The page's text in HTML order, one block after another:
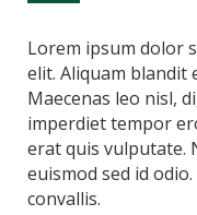
Lorem ipsum dolor
elit. Aliquam blandit
Maecenas leo nisl,
imperdiet tempor
erat quis vulputate.
euismod sed id
convallis.